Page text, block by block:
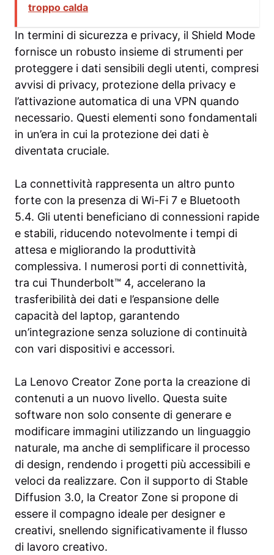
troppo calda
In termini di sicurezza e privacy, il Shield Mode
fornisce un robusto insieme di strumenti per
proteggere i dati sensibili degli utenti, compresi
avvisi di privacy, protezione della privacy e
l’attivazione automatica di una VPN quando
necessario. Questi elementi sono fondamentali
in un’era in cui la protezione dei dati è
diventata cruciale.
La connettività rappresenta un altro punto
forte con la presenza di Wi-Fi 7 e Bluetooth
5.4. Gli utenti beneficiano di connessioni rapide
e stabili, riducendo notevolmente i tempi di
attesa e migliorando la produttività
complessiva. I numerosi porti di connettività,
tra cui Thunderbolt™ 4, accelerano la
trasferibilità dei dati e l’espansione delle
capacità del laptop, garantendo
un’integrazione senza soluzione di continuità
con vari dispositivi e accessori.
La Lenovo Creator Zone porta la creazione di
contenuti a un nuovo livello. Questa suite
software non solo consente di generare e
modificare immagini utilizzando un linguaggio
naturale, ma anche di semplificare il processo
di design, rendendo i progetti più accessibili e
veloci da realizzare. Con il supporto di Stable
Diffusion 3.0, la Creator Zone si propone di
essere il compagno ideale per designer e
creativi, snellendo significativamente il flusso
di lavoro creativo.